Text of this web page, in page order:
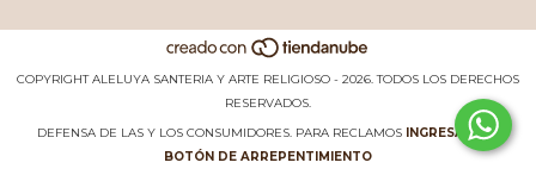
COPYRIGHT ALELUYA SANTERIA Y ARTE RELIGIOSO - 2026. TODOS LOS DERECHOS
RESERVADOS.
DEFENSA DE LAS Y LOS CONSUMIDORES. PARA RECLAMOS INGRESÁ ACÁ.
BOTÓN DE ARREPENTIMIENTO